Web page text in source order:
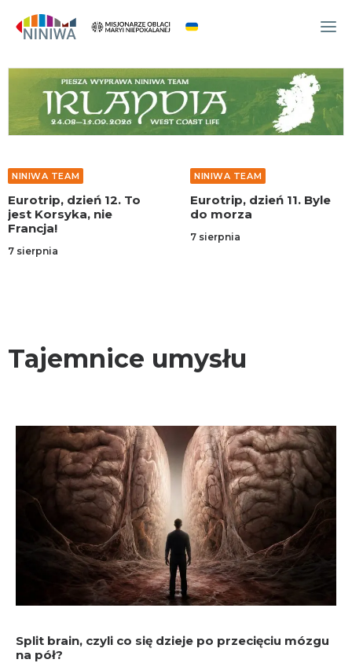
WYDARZENIA
O NAS
OCM
FESTIWAL ŻYCIA
SKLEP
KONTAKT
NINIWA TEAM
Eurotrip, dzień 11. Byle
do morza
7 sierpnia
NINIWA TEAM
Eurotrip, dzień 10. Czy
to Turcja, czy weekend?
6 sierpnia
Tajemnice umysłu
Split brain, czyli co się dzieje po przecięciu mózgu
na pół?